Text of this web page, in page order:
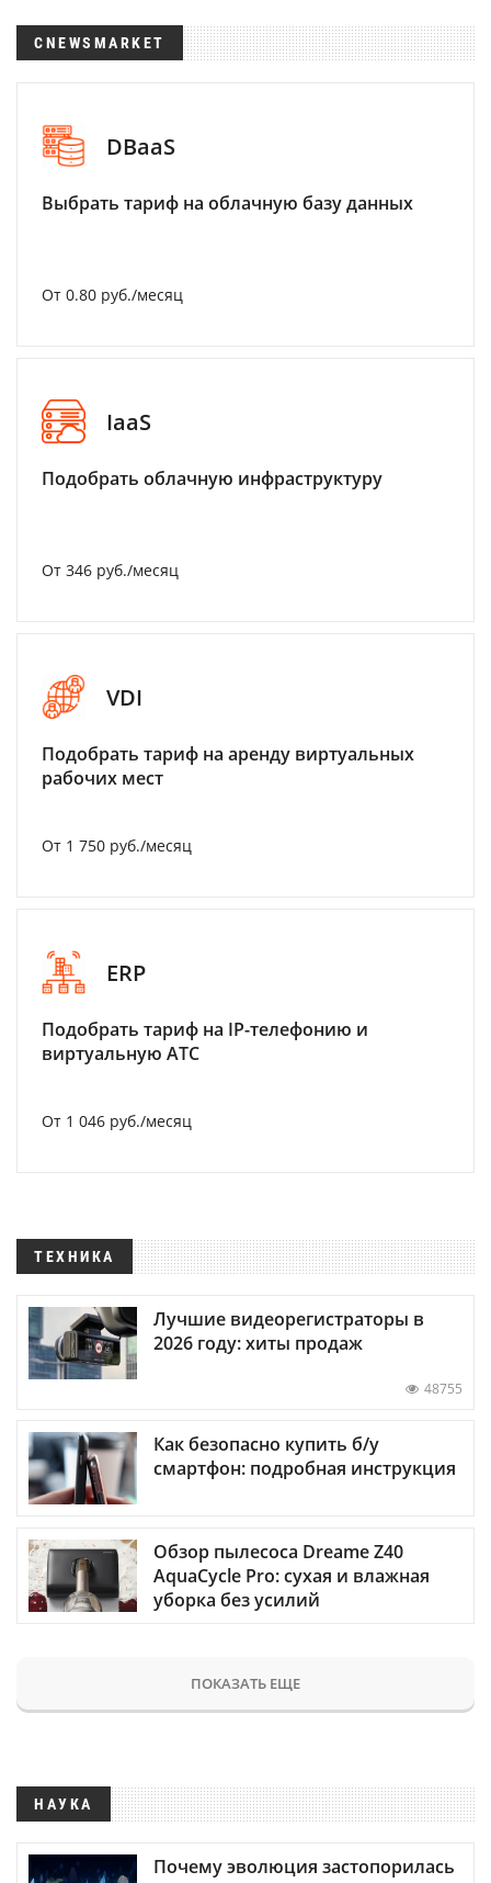
CNEWSMARKET
DBaaS
Выбрать тариф на облачную базу данных
От 0.80 руб./месяц
IaaS
Подобрать облачную инфраструктуру
От 346 руб./месяц
VDI
Подобрать тариф на аренду виртуальных
рабочих мест
От 1 750 руб./месяц
ERP
Подобрать тариф на IP-телефонию и
виртуальную АТС
От 1 046 руб./месяц
ТЕХНИКА
Лучшие видеорегистраторы в
2026 году: хиты продаж
48755
Как безопасно купить б/у
смартфон: подробная инструкция
Обзор пылесоса Dreame Z40
AquaCycle Pro: сухая и влажная
уборка без усилий
ПОКАЗАТЬ ЕЩЕ
НАУКА
Почему эволюция застопорилась